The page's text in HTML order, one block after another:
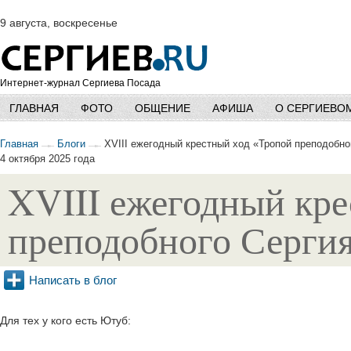
9 августа, воскресенье
Интернет-журнал Сергиева Посада
ГЛАВНАЯ ФОТО ОБЩЕНИЕ АФИША О
Главная Блоги
XVIII ежегодный крестный ход «Тропой
4 октября 2025 года
XVIII ежегодный
преподобного
Написать в блог
Для тех у кого есть Ютуб: